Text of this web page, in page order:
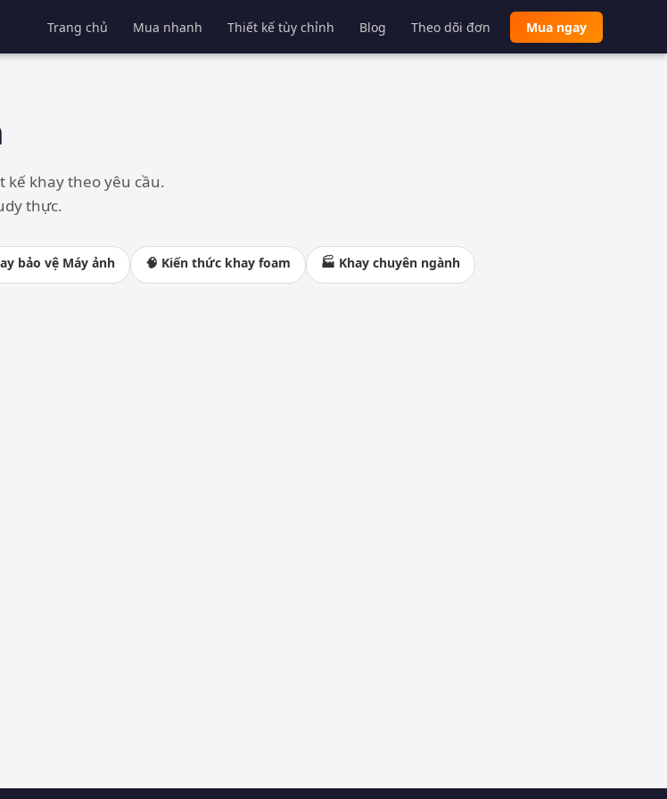
Trang chủ Mua nhanh Thiết kế tùy chỉnh Blog Theo dõi đơn Mua ngay
kế khay theo yêu cầu.
thực.
bảo vệ Máy ảnh 🧠 Kiến thức khay foam 🏭 Khay chuyên ngành